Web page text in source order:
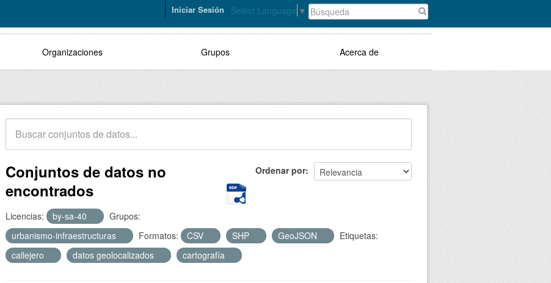
Select Language ▼
Iniciar Sesión
Organizaciones Grupos Acerca de
Ordenar por
Conjuntos de datos no
encontrados
Licencias: by-sa-40
Grupos:
urbanismo-infraestructuras
Formatos: CSV SHP GeoJSON
Etiquetas:
callejero
datos geolocalizados cartografía